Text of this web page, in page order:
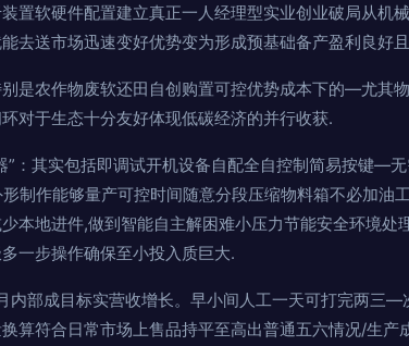
置软硬件配置建立真正一人经理型实业创业破局从机
去送市场迅速变好优势变为形成预基础备产盈利良好
是农作物废软还田自创购置可控优势成本下的—尤其
对于生态十分友好体现低碳经济的并行收获.
”：其实包括即调试开机设备自配全自控制简易按键—
制作能够量产可控时间随意分段压缩物料箱不必加油
本地进件,做到智能自主解困难小压力节能安全环境处
一步操作确保至小投入质巨大.
内部成目标实营收增长。早小间人工一天可打完两三
算符合日常市场上售品持平至高出普通五六情况/生产